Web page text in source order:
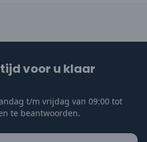
voor u klaar
t/m vrijdag van 09:00 tot
te beantwoorden.